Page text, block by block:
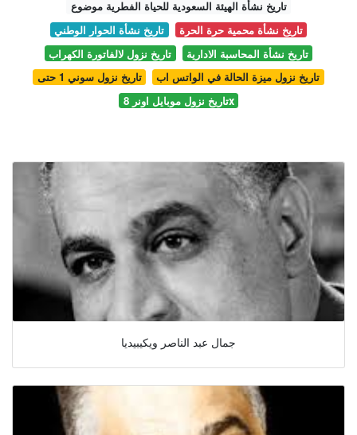
تاريخ نشأة الهيئة السعودية للحياة الفطرية موضوع
تاريخ نشأة الحوار الوطني
تاريخ نشأة محمية حرة الحرة
تاريخ نزول لالفاتورة الكهراب
تاريخ نشأة المحاسبة الادارية
تاريخ نزول سوني 1 حتى
تاريخ نزول ميزة الحالة في الواتس اب
تاريخ نزول موبايل اونر 8x
جمال عبد الناصر ويكيبيديا